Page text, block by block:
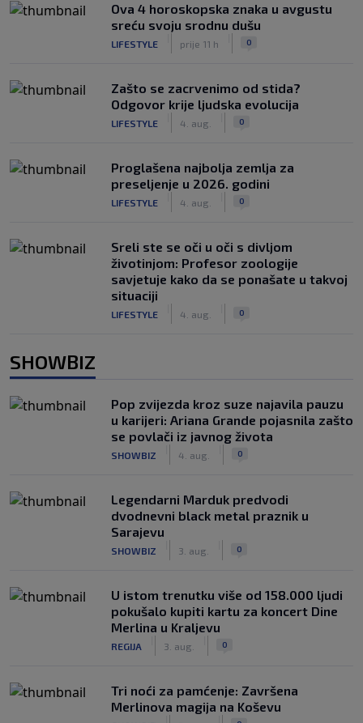
Ova 4 horoskopska znaka u avgustu
sreću svoju srodnu dušu
LIFESTYLE prije 11 h 0
Zašto se zacrvenimo od stida?
Odgovor krije ljudska evolucija
LIFESTYLE 4. aug. 0
Proglašena najbolja zemlja za
preseljenje u 2026. godini
LIFESTYLE 4. aug. 0
Sreli ste se oči u oči s divljom
životinjom: Profesor zoologije
savjetuje kako da se ponašate u takvoj
situaciji
LIFESTYLE 4. aug. 0
SHOWBIZ
Pop zvijezda kroz suze najavila pauzu
u karijeri: Ariana Grande pojasnila zašto
se povlači iz javnog života
SHOWBIZ 4. aug. 0
Legendarni Marduk predvodi
dvodnevni black metal praznik u
Sarajevu
SHOWBIZ 3. aug. 0
U istom trenutku više od 158.000 ljudi
pokušalo kupiti kartu za koncert Dine
Merlina u Kraljevu
REGIJA 3. aug. 0
Tri noći za pamćenje: Završena
Merlinova magija na Koševu